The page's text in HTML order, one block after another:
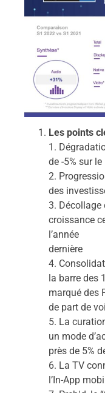
Les points
1.
de -5% sur le
2.
des
3.
croissance
l’année
dernière
4.
la barre des
marqué des
de part de
5. La
un mode
près de 5%
6. La TV
l’ In-App